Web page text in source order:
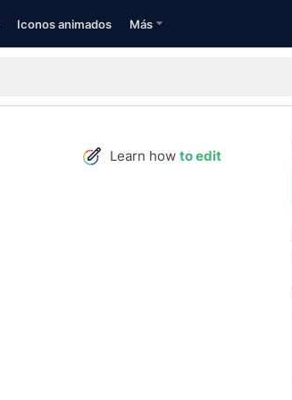
Iconos animados Más
Learn how to edit